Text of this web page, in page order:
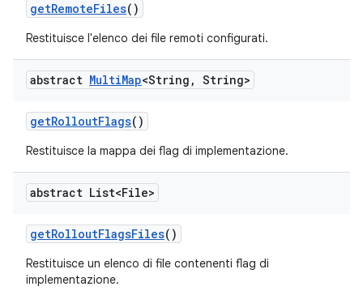
getRemoteFiles()
Restituisce l'elenco dei file remoti configurati.
abstract MultiMap<String , String>
getRolloutFlags()
Restituisce la mappa dei flag di implementazione.
abstract List<File>
getRolloutFlagsFiles()
Restituisce un elenco di file contenenti flag di
implementazione.